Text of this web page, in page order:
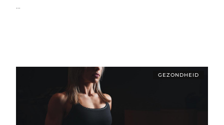
...
GEZONDHEID